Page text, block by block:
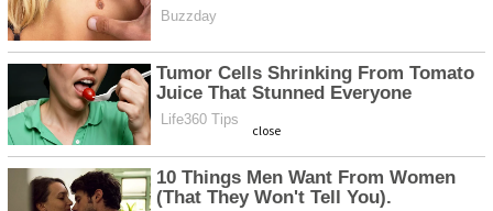
close